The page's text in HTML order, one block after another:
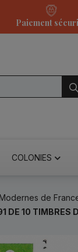
Paiement
COLONIES
de
DE 10 TIMBRES